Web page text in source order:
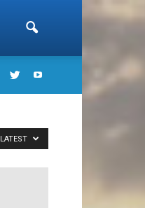
LATEST